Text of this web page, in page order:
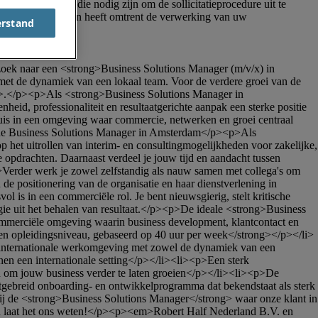
de dynamiek van een lokaal team. Voor de verdere groei van de
p><p>Als <strong>Business Solutions Manager in
professionaliteit en resultaatgerichte aanpak een sterke positie
in een omgeving waar commercie, netwerken en groei centraal
Business Solutions Manager in Amsterdam</p><p>Als
het uitrollen van interim- en consultingmogelijkheden voor zakelijke,
Daarnaast verdeel je jouw tijd en aandacht tussen
werk je zowel zelfstandig als nauw samen met collega's om
positionering van de organisatie en haar dienstverlening in
is in een commerciële rol. Je bent nieuwsgierig, stelt kritische
uit het behalen van resultaat.</p><p>De ideale <strong>Business
omgeving waarin business development, klantcontact en
gebaseerd op 40 uur per week</strong></p></li>
werkomgeving met zowel de dynamiek van een
een internationale setting</p></li><li><p>Een sterk
jouw business verder te laten groeien</p></li><li><p>De
onboarding- en ontwikkelprogramma dat bekendstaat als sterk
<strong>Business Solutions Manager</strong> waar onze klant in
het ons weten!</p><p><em>Robert Half Nederland B.V. en